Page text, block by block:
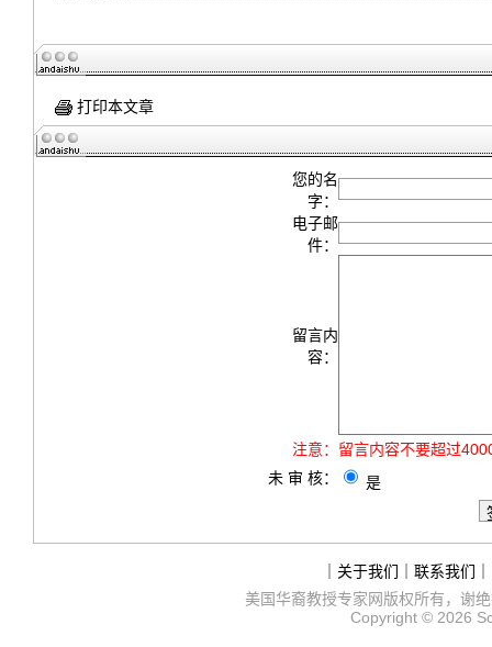
打印本文章
您的名
字：
电子邮
件：
留言内
容：
注意： 留言内容不要超过
未 审 核：
是
关于我们 联系我们
美国华裔教授专家网版权所有，谢
Copyright © 2026